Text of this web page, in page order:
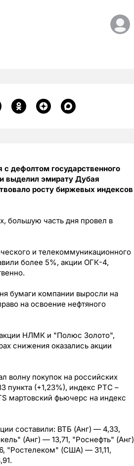
дефолтом государственного
выделил эмирату Дубая
росту биржевых индексов
большую часть дня провел в
и телекоммуникационного
более 5%, акции ОГК-4,
бумаги компании выросли на
на освоение нефтяного
НЛМК и "Полюс Золото",
снижения оказались акции
волну покупок на российских
пункта (+1,23%), индекс РТС –
мартовский фьючерс на индекс
составили: ВТБ (Анг) — 4,33,
(Анг) — 13,71, "Роснефть" (Анг)
"Ростелеком" (США) — 31,11,